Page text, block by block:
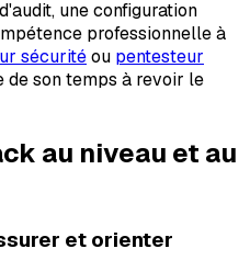
une configuration
professionnelle à
sécuritéou pentesteur
de son temps à revoir le
au niveau et au
et orienter